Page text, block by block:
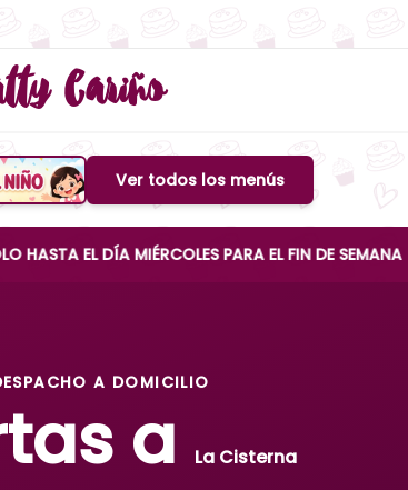
Cariño
de menuVer todos los menús
DÍA MIÉRCOLES PARA EL FIN DE SEMANA
A DOMICILIO
a La Cisterna